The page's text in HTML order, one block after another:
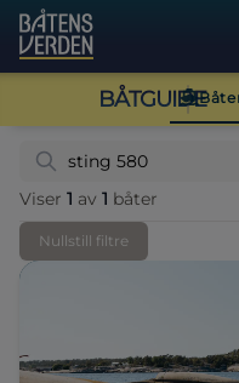
BÅTGUIDE
Viser 1 av 1 båter
Nullstill filtre